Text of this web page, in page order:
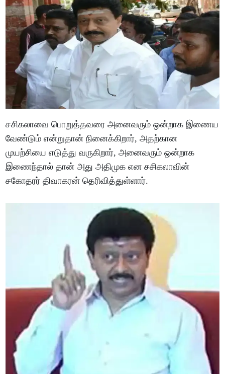
சசிகலாவை பொறுத்தவரை அனைவரும் ஒன்றாக இணைய
வேண்டும் என்றுதான் நினைக்கிறார், அதற்கான
முயற்சியை எடுத்து வருகிறார், அனைவரும் ஒன்றாக
இணைந்தால் தான் அது அதிமுக என சசிகலாவின்
சகோதரர் திவாகரன் தெரிவித்துள்ளார்.